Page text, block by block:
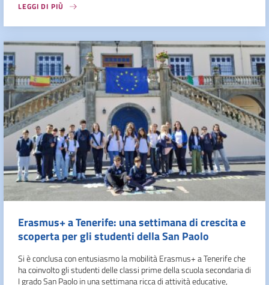
LEGGI DI PIÙ
Erasmus+ a Tenerife: una settimana di crescita e
scoperta per gli studenti della San Paolo
Si è conclusa con entusiasmo la mobilità Erasmus+ a Tenerife che
ha coinvolto gli studenti delle classi prime della scuola secondaria di
I grado San Paolo in una settimana ricca di attività educative,